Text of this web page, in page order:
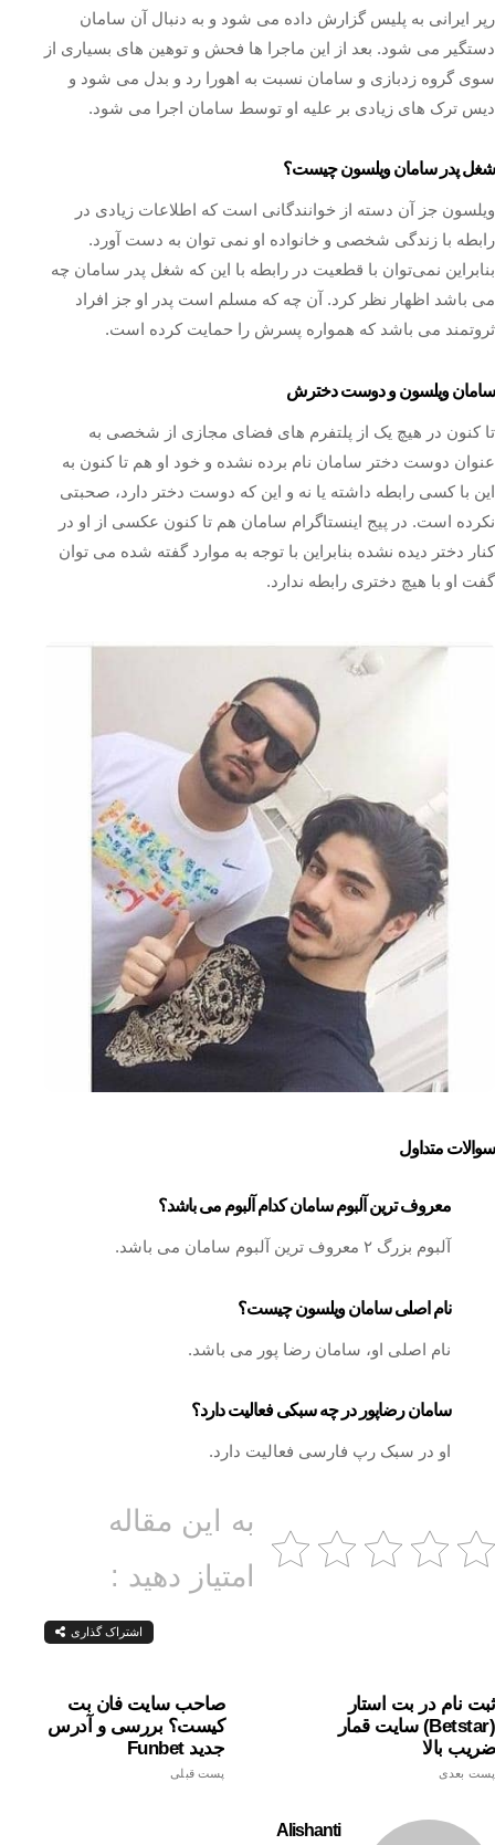
رپر ایرانی به پلیس گزارش داده می شود و به دنبال آن سامان
دستگیر می شود. بعد از این ماجرا ‌ها فحش و توهین‌ های بسیاری از
سوی گروه زدبازی و سامان نسبت به اهورا رد و بدل می شود و
دیس ترک های زیادی بر علیه او توسط سامان اجرا می شود.
شغل پدر سامان ویلسون چیست؟
ویلسون جز آن دسته از خوانندگانی است که اطلاعات زیادی در
رابطه با زندگی شخصی و خانواده او نمی توان به دست آورد.
بنابراین نمی‌توان با قطعیت در رابطه با این که شغل پدر سامان چه
می باشد اظهار نظر کرد. آن چه که مسلم است پدر او جز افراد
ثروتمند می باشد که همواره پسرش را حمایت کرده است.
سامان ویلسون و دوست دخترش
تا کنون در هیچ یک از پلتفرم های فضای مجازی از شخصی به
عنوان دوست دختر سامان نام برده نشده و خود او هم تا کنون به
این با کسی رابطه داشته یا نه و این که دوست دختر دارد، صحبتی
نکرده است. در پیج اینستاگرام سامان هم تا کنون عکسی از او در
کنار دختر دیده نشده بنابراین با توجه به موارد گفته شده می‌ توان
گفت او با هیچ دختری رابطه ندارد.
سوالات متداول
معروف ترین آلبوم سامان کدام آلبوم می باشد؟
آلبوم بزرگ ۲ معروف ترین آلبوم سامان می باشد.
نام اصلی سامان ویلسون چیست؟
نام اصلی او، سامان رضا پور می باشد.
سامان رضاپور در چه سبکی فعالیت دارد؟
او در سبک رپ فارسی فعالیت دارد.
به این مقاله
امتیاز دهید :
اشتراک گذاری
صاحب سایت فان بت
کیست؟ بررسی و آدرس
جدید Funbet
پست قبلی
ثبت نام در بت استار
(betstar) سایت قمار
ضریب بالا
پست بعدی
Alishanti